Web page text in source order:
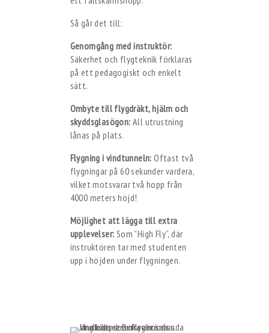
Så går det till:
Genomgång med instruktör:
Säkerhet och flygteknik förklaras
på ett pedagogiskt och enkelt
sätt.
Ombyte till flygdräkt, hjälm och
skyddsglasögon: All utrustning
lånas på plats.
Flygning i vindtunneln: Oftast två
flygningar på 60 sekunder vardera,
vilket motsvarar två hopp från
4000 meters höjd!
Möjlighet att lägga till extra
upplevelser: Som ”High Fly”, där
instruktören tar med studenten
upp i höjden under flygningen.